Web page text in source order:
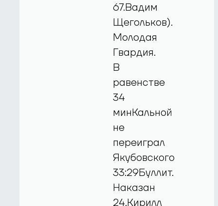
67.Вадим
Щегольков).
Молодая
Гвардия.
В
равенстве
34
минКальной
не
переиграл
Якубовского
33:29Буллит.
Наказан
24.Кирилл